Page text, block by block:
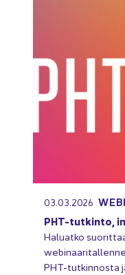
03.03.2026
PHT-​tutkinto,
Ha­luat­ko
PHT-​tutkinnosta